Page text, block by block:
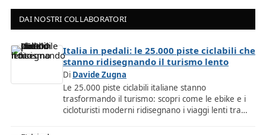
DAI NOSTRI COLLABORATORI
Italia in pedali: le 25.000 piste ciclabili che
stanno ridisegnando il turismo lento
Di Davide Zugna
Le 25.000 piste ciclabili italiane stanno
trasformando il turismo: scopri come le ebike e i
cicloturisti moderni ridisegnano i viaggi lenti tra…